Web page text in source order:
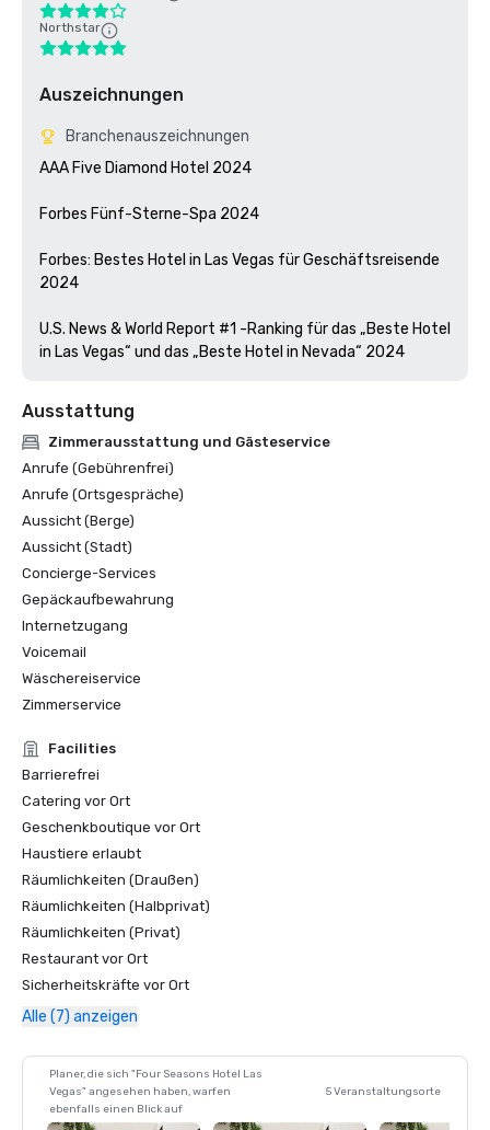
Northstar
Auszeichnungen
Branchenauszeichnungen
AAA Five Diamond Hotel 2024
Forbes Fünf-Sterne-Spa 2024
Forbes: Bestes Hotel in Las Vegas für Geschäftsreisende
2024
U.S. News & World Report #1 -Ranking für das „Beste Hotel
in Las Vegas“ und das „Beste Hotel in Nevada“ 2024
Ausstattung
Zimmerausstattung und Gästeservice
Anrufe (Gebührenfrei)
Anrufe (Ortsgespräche)
Aussicht (Berge)
Aussicht (Stadt)
Concierge-Services
Gepäckaufbewahrung
Internetzugang
Voicemail
Wäschereiservice
Zimmerservice
Facilities
Barrierefrei
Catering vor Ort
Geschenkboutique vor Ort
Haustiere erlaubt
Räumlichkeiten (Draußen)
Räumlichkeiten (Halbprivat)
Räumlichkeiten (Privat)
Restaurant vor Ort
Sicherheitskräfte vor Ort
Alle (7) anzeigen
Planer, die sich "Four Seasons Hotel Las
Vegas" angesehen haben, warfen
ebenfalls einen Blick auf
5 Veranstaltungsorte